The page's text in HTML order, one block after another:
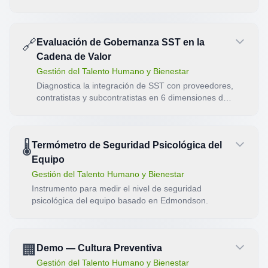
🔗 Evaluación de Gobernanza SST en la
Cadena de Valor
Gestión del Talento Humano y Bienestar
Diagnostica la integración de SST con proveedores,
contratistas y subcontratistas en 6 dimensiones de
🌡️Termómetro de Seguridad Psicológica del
Equipo
Gestión del Talento Humano y Bienestar
Instrumento para medir el nivel de seguridad
psicológica del equipo basado en Edmondson.
🏢 Demo — Cultura Preventiva
Gestión del Talento Humano y Bienestar